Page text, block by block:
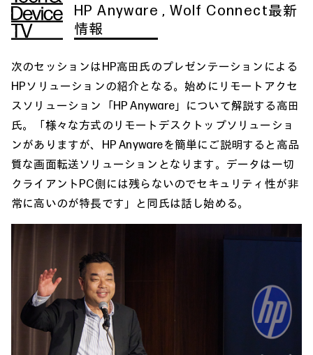
HP Anyware , Wolf Connect最新
情報
次のセッションはHP高田氏のプレゼンテーションによる
HPソリューションの紹介となる。始めにリモートアクセ
スソリューション「HP Anyware」について解説する高田
氏。「様々な方式のリモートデスクトップソリューショ
ンがありますが、HP Anywareを簡単にご説明すると高品
質な画面転送ソリューションとなります。データは一切
クライアントPC側には残らないのでセキュリティ性が非
常に高いのが特長です」と同氏は話し始める。